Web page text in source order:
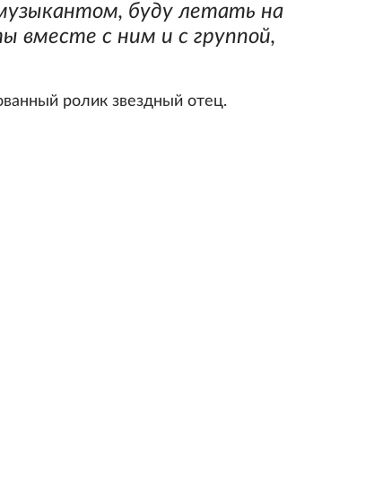
буду летать на
вместе с ним и с группой,
ролик звездный отец.